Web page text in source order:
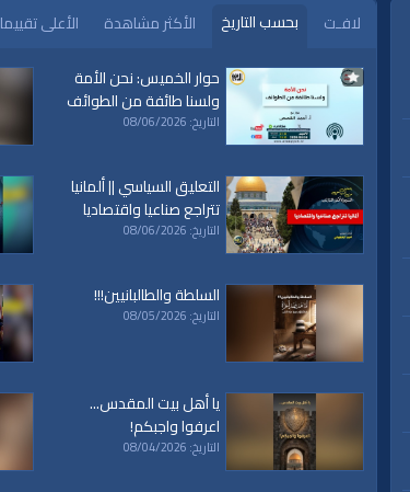
www.alwaqiyah.tv
لافـت بحسب التاريخ الأكثر مشاهدة
الأعلى تقييما
حوار الخميس: نحن الأمة
ولسنا طائفة من الطوائف
التاريخ: 08/06/2026
التعليق السياسي || ألمانيا
تتراجع صناعيا واقتصاديا
التاريخ: 08/06/2026
السلطة والطالبانيين!!!
التاريخ: 08/05/2026
يا أهل بيت المقدس...
اعرفوا واجبكم!
التاريخ: 08/04/2026